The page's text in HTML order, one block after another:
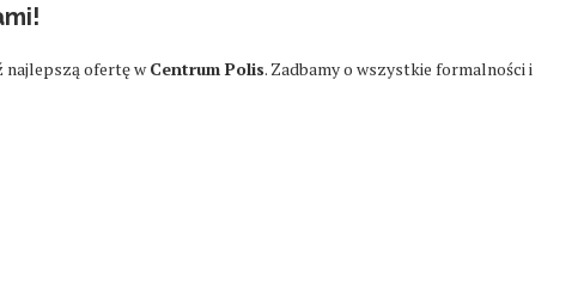
najlepszą ofertę wCentrum Polis. Zadbamy o wszystkie formalności i